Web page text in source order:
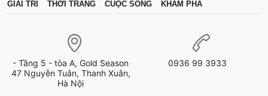
GIẢI TRÍ THỜI TRANG CUỘC SỐNG KHÁM PHÁ
- Tầng 5 - tòa A, Gold Season
47 Nguyễn Tuân, Thanh Xuân,
Hà Nội
0936 99 3933